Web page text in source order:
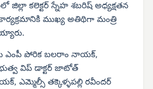
జిల్లా కలెక్టర్ స్నేహ శబరిష్ అధ్యక్షతన
ముఖ్య అతిథిగా మంత్రి
ఎంపీ పోరిక బలరాం నాయక్,
విప్ డాక్టర్ జాటోత్
ఎమ్మెల్సీ తక్కెళ్ళపల్లి రవీందర్